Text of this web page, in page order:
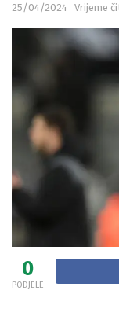
25/04/2024 Vrijeme
0
PODJELE